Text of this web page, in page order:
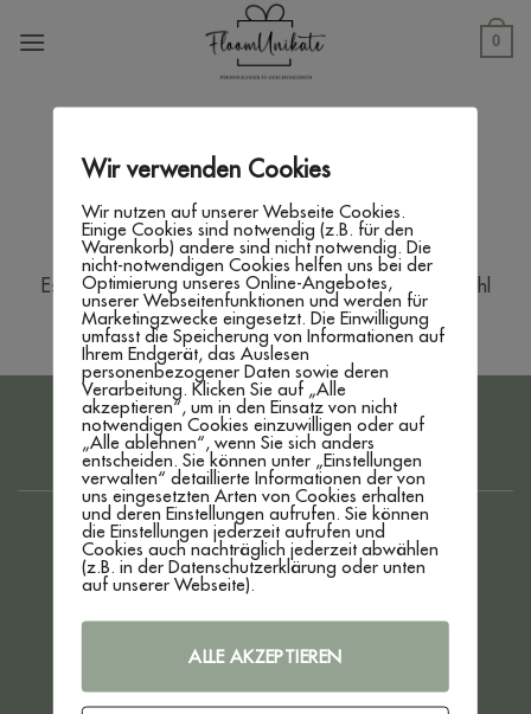
Inhalt
0
Es wurden keine Produkte gefunden, die deiner Auswahl
entsprechen.
PayPal
Bank
Transfer
IMPRESSUM DATENSCHUTZERKLÄRUNG
AGB
WIDERRUFSBELEHRUNG
ZAHLUNG & VERSAND
www.floom-unikate.de created by WEBBRO GmbH
VERTRAG WIDERRUFEN
Wir verwenden Cookies
Wir nutzen auf unserer Webseite Cookies.
Einige Cookies sind notwendig (z.B. für den
Warenkorb) andere sind nicht notwendig. Die
nicht-notwendigen Cookies helfen uns bei der
Optimierung unseres Online-Angebotes,
unserer Webseitenfunktionen und werden für
Marketingzwecke eingesetzt. Die Einwilligung
umfasst die Speicherung von Informationen auf
Ihrem Endgerät, das Auslesen
personenbezogener Daten sowie deren
Verarbeitung. Klicken Sie auf „Alle
akzeptieren“, um in den Einsatz von nicht
notwendigen Cookies einzuwilligen oder auf
„Alle ablehnen“, wenn Sie sich anders
entscheiden. Sie können unter „Einstellungen
verwalten“ detaillierte Informationen der von
uns eingesetzten Arten von Cookies erhalten
und deren Einstellungen aufrufen. Sie können
die Einstellungen jederzeit aufrufen und
Cookies auch nachträglich jederzeit abwählen
(z.B. in der Datenschutzerklärung oder unten
auf unserer Webseite).
ALLE AKZEPTIEREN